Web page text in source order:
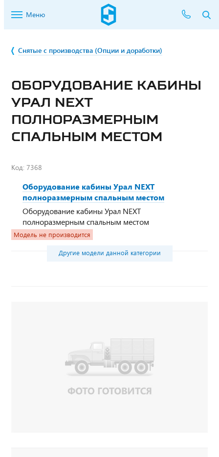
Меню
Снятые с производства (Опции и доработки)
ОБОРУДОВАНИЕ КАБИНЫ
УРАЛ NEXT
ПОЛНОРАЗМЕРНЫМ
СПАЛЬНЫМ МЕСТОМ
Код: 7368
Оборудование кабины Урал NEXT
полноразмерным спальным местом
Оборудование кабины Урал NEXT
полноразмерным спальным местом
Модель не производится
Другие модели данной категории